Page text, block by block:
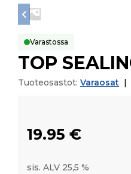
Varastossa
TOP
Tuoteosastot: Varaosat
19.95 €
sis. ALV 25,5 %